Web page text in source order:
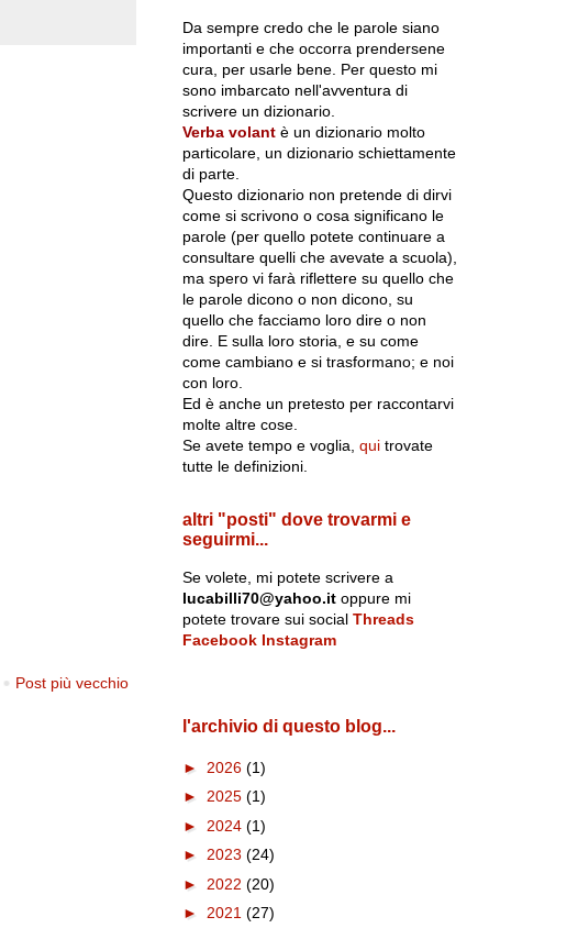
Post più vecchio
Da sempre credo che le parole siano
importanti e che occorra prendersene
cura, per usarle bene. Per questo mi
sono imbarcato nell'avventura di
scrivere un dizionario.
Verba volantè un dizionario molto
particolare, un dizionario schiettamente
di parte.
Questo dizionario non pretende di dirvi
come si scrivono o cosa significano le
parole (per quello potete continuare a
consultare quelli che avevate a scuola),
ma spero vi farà riflettere su quello che
le parole dicono o non dicono, su
quello che facciamo loro dire o non
dire. E sulla loro storia, e su come
come cambiano e si trasformano; e noi
con loro.
Ed è anche un pretesto per raccontarvi
molte altre cose.
Se avete tempo e voglia, quitrovate
tutte le definizioni.
altri "posti" dove trovarmi e
seguirmi...
Se volete, mi potete scrivere a
lucabilli70@yahoo.itoppure mi
potete trovare sui social Threads
Facebook Instagram
l'archivio di questo blog...
► 2026 (1)
► 2025 (1)
► 2024 (1)
► 2023 (24)
► 2022 (20)
► 2021 (27)